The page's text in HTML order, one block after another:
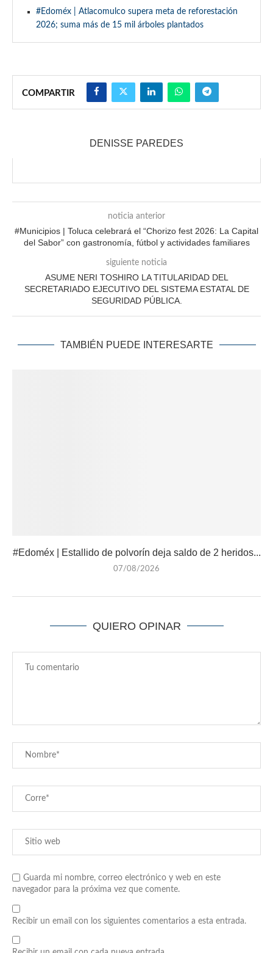
#Edoméx | Atlacomulco supera meta de reforestación
2026; suma más de 15 mil árboles plantados
COMPARTIR
DENISSE PAREDES
noticia anterior
#Municipios | Toluca celebrará el “Chorizo fest 2026: La Capital
del Sabor” con gastronomía, fútbol y actividades familiares
siguiente noticia
ASUME NERI TOSHIRO LA TITULARIDAD DEL
SECRETARIADO EJECUTIVO DEL SISTEMA ESTATAL DE
SEGURIDAD PÚBLICA.
TAMBIÉN PUEDE INTERESARTE
#Edoméx | Estallido de polvorín deja saldo de 2 heridos...
07/08/2026
QUIERO OPINAR
Guarda mi nombre, correo electrónico y web en este
navegador para la próxima vez que comente.
Recibir un email con los siguientes comentarios a esta entrada.